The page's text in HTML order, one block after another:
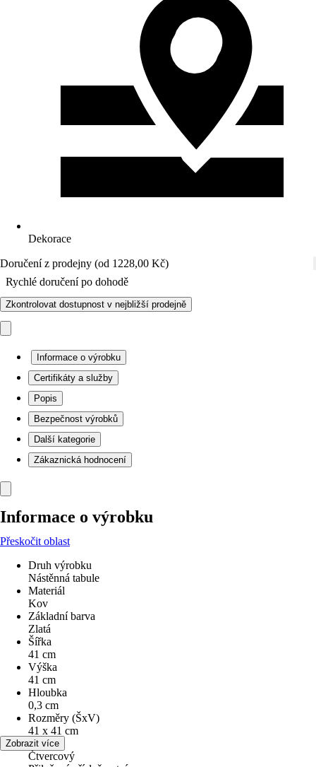
Dekorace
Doručení z prodejny (od 1228,00 Kč)
Rychlé doručení po dohodě
Zkontrolovat dostupnost v nejbližší prodejně
Informace o výrobku
Certifikáty a služby
Popis
Bezpečnost výrobků
Další kategorie
Zákaznická hodnocení
Informace o výrobku
Přeskočit oblast
Druh výrobku
Nástěnná tabule
Materiál
Kov
Základní barva
Zlatá
Šířka
41 cm
Výška
41 cm
Hloubka
0,3 cm
Rozměry (ŠxV)
41 x 41 cm
Tvar
Čtvercový
Zobrazit více